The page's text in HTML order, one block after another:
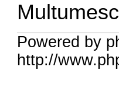
Multumesc
Powered by
http://